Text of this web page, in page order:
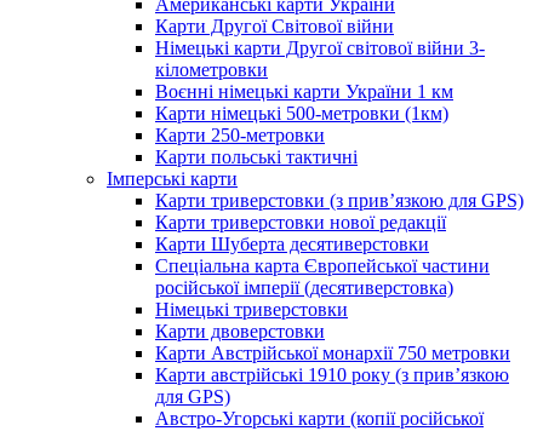
Американські карти України
Карти Другої Світової війни
Німецькі карти Другої світової війни 3-
кілометровки
Воєнні німецькі карти України 1 км
Карти німецькі 500-метровки (1км)
Карти 250-метровки
Карти польські тактичні
Імперські карти
Карти триверстовки (з прив’язкою для GPS)
Карти триверстовки нової редакції
Карти Шуберта десятиверстовки
Спеціальна карта Європейської частини
російської імперії (десятиверстовка)
Німецькі триверстовки
Карти двоверстовки
Карти Австрійської монархії 750 метровки
Карти австрійські 1910 року (з прив’язкою
для GPS)
Австро-Угорські карти (копії російської